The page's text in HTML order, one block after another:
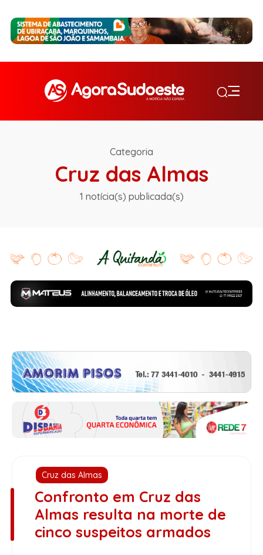
Categoria
Cruz das Almas
1 notícia(s) publicada(s)
Cruz das Almas
Confronto em Cruz das
Almas resulta na morte de
cinco suspeitos armados